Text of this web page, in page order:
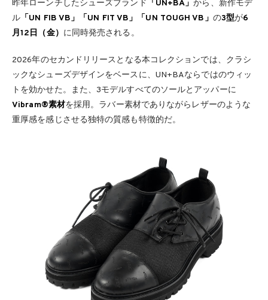
昨年ローンチしたシューズブランド 「UN+BA」から、新作モデ
ル 「UN FIB VB」「UN FIT VB」「UN TOUGH VB」 の3型が6
月12日（金） に同時発売される。
2026年のセカンドリリースとなる本コレクションでは、クラシ
ックなシューズデザインをベースに、UN+BAならではのウィッ
トを効かせた。また、3モデルすべてのソールとアッパーに
Vibram®素材を採用。ラバー素材でありながらレザーのような
重厚感を感じさせる独特の質感も特徴的だ。